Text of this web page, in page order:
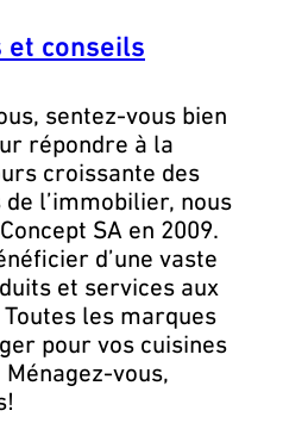
conseils
sentez-vous bien
répondre à la
croissante des
l’immobilier, nous
SA en 2009.
d’une vaste
et services aux
les marques
pour vos cuisines
vous,